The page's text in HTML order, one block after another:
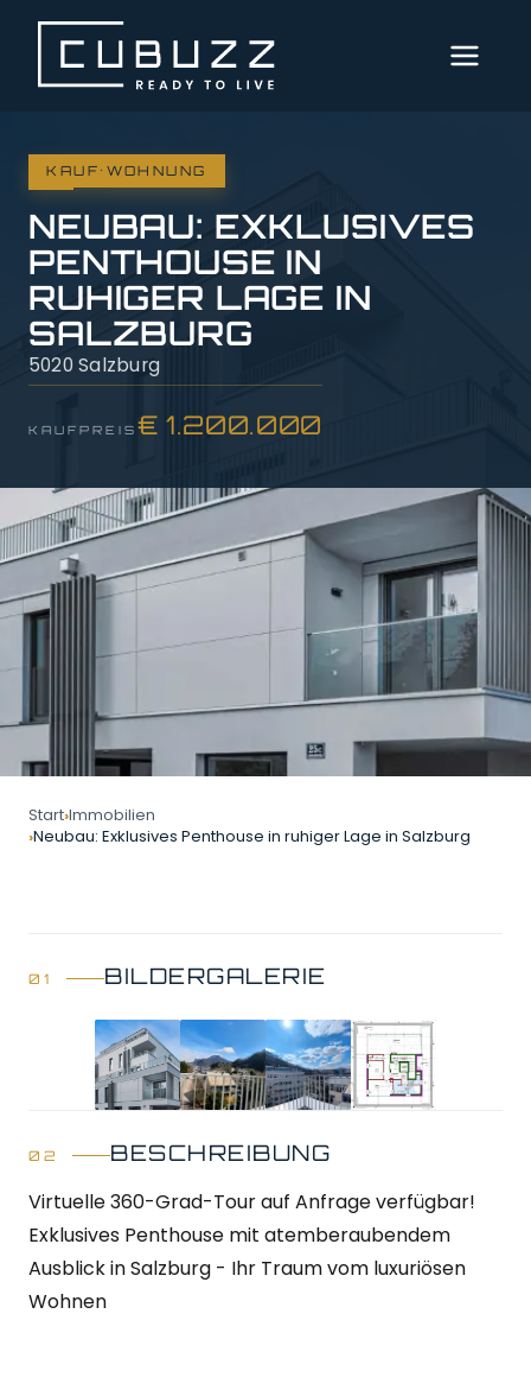
MENÜ
AKTUELLE
IMMOBILIEN
DIENSTLEISTUNGEN
ÜBER
UNS
DATENSCHUTZ
KAUF · WOHNUNG
NEUBAU: EXKLUSIVES
PENTHOUSE IN
RUHIGER LAGE IN
SALZBURG
5020 Salzburg
KAUFPREIS € 1.200.000
Start Immobilien
Neubau: Exklusives Penthouse in ruhiger Lage in Salzburg
BILDERGALERIE
GALERIE ÖFFNEN 4 Bilder
BESCHREIBUNG
Virtuelle 360-Grad-Tour auf Anfrage verfügbar!
Exklusives Penthouse mit atemberaubendem
Ausblick in Salzburg - Ihr Traum vom luxuriösen
Wohnen